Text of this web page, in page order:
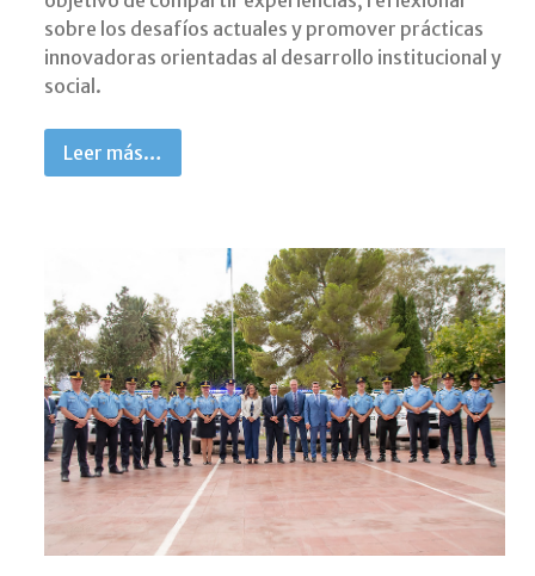
sobre los desafíos actuales y promover prácticas
innovadoras orientadas al desarrollo institucional y
social.
Leer más…